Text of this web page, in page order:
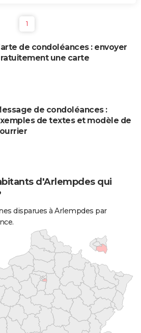
1
de condoléances : envoyer
une carte
de condoléances :
de textes et modèle de
d'Arlempdes qui
disparues à Arlempdes par